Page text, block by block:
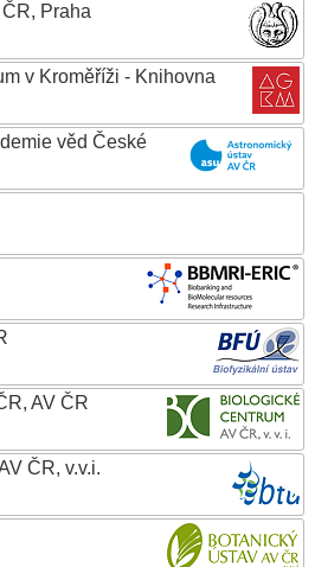
Praha
v Kroměříži - Knihovna
věd České
AV ČR
ČR, v.v.i.